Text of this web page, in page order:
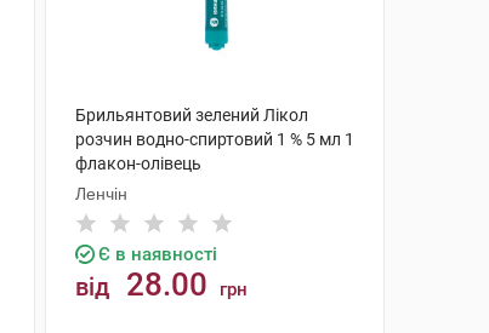
Брильянтовий зелений Лікол
розчин водно-спиртовий 1 % 5 мл 1
флакон-олівець
Ленчін
Є в наявності
від 28.00 грн